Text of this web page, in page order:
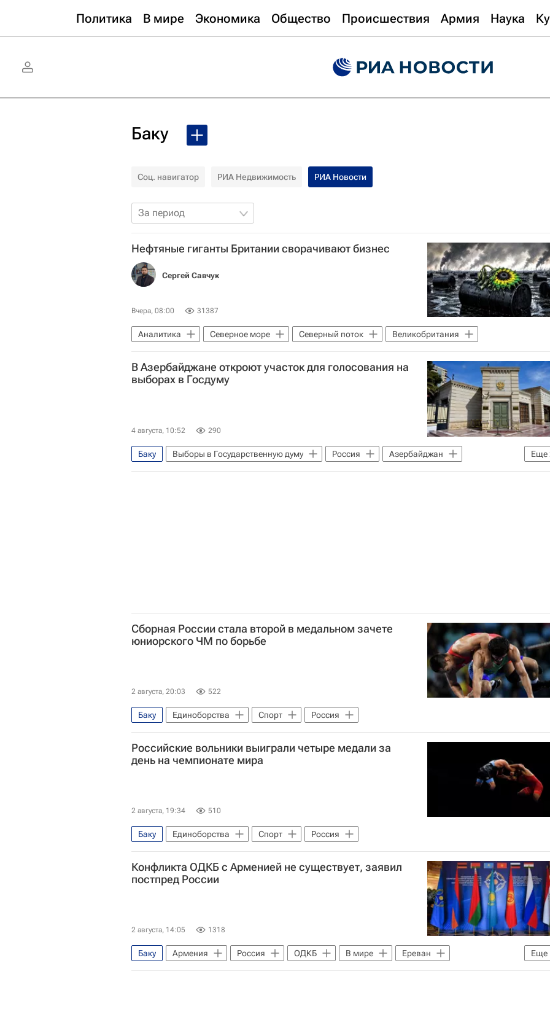
Политика В мире Экономика Общество Происшествия Армия Наука
Баку
Соц. навигатор РИА Недвижимость РИА Новости
За период
Нефтяные гиганты Британии сворачивают бизнес
Сергей Савчук
Вчера, 08:00 31387
Аналитика Северное море Северный поток Великобритания
В Азербайджане откроют участок для голосования на
выборах в Госдуму
4 августа, 10:52 290
Еще
Баку Выборы в Государственную думу Россия
Азербайджан
Госдума РФ
В мире
Сборная России стала второй в медальном зачете
юниорского ЧМ по борьбе
2 августа, 20:03 522
Баку Единоборства Спорт Россия
Российские вольники выиграли четыре медали за
день на чемпионате мира
2 августа, 19:34 510
Баку Единоборства Спорт Россия
Конфликта ОДКБ с Арменией не существует, заявил
постпред России
2 августа, 14:05 1318
Еще
Баку Армения Россия ОДКБ В мире
Ереван
Никол Пашинян